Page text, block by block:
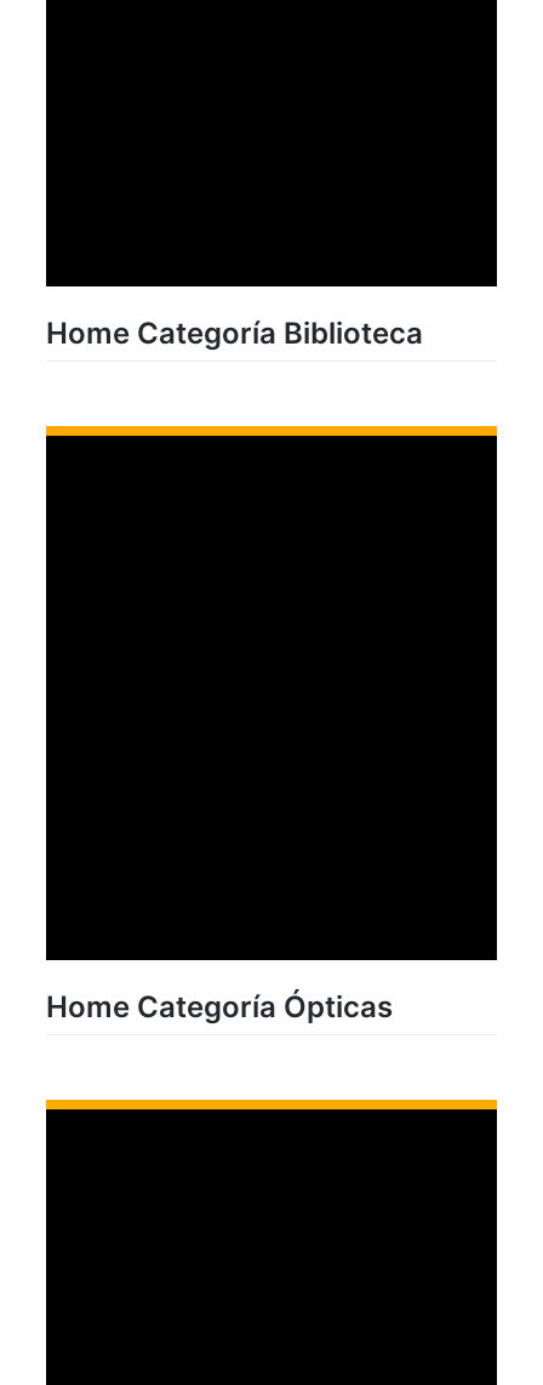
Home Categoría Biblioteca
Home Categoría Ópticas